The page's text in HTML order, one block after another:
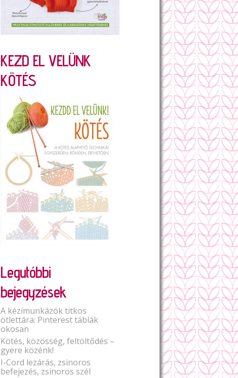
KEZD EL VELÜNK
KÖTÉS
Legutóbbi
bejegyzések
A kézimunkázók titkos
ötlettára: Pinterest táblák
okosan
Kötés, közösség, feltöltődés –
gyere közénk!
I-Cord lezárás, zsinoros
befejezés, zsinoros szél